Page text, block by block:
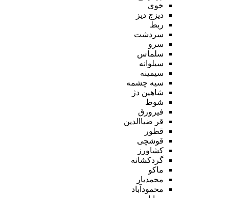
خوی
دیزج دیز
ربط
سردشت
سرو
سلماس
سیلوانه
سیمینه
سیه چشمه
شاهین دژ
شوط
فیرورق
قر ضیاالدین
قطور
قوشچی
کشاورز
گردکشانه
ماکو
محمدیار
محمودآباد